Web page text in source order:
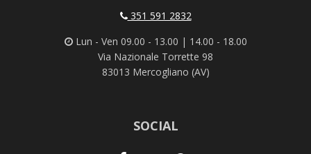
351 591 2832
Lun - Ven 09.00 - 13.00 | 14.00 - 18.00
Via Nazionale Torrette 98
83013 Mercogliano (AV)
SOCIAL